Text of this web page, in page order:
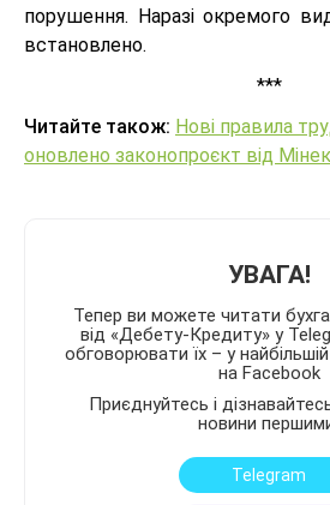
порушення. Наразі окремого
встановлено.
***
Читайте також: Нові правила
оновлено законопроєкт від
УВАГА!
Тепер ви можете читати
від «Дебету-Кредиту» у
обговорювати їх – у найбільшій
на Facebook
Приєднуйтесь і
новини
Telegram